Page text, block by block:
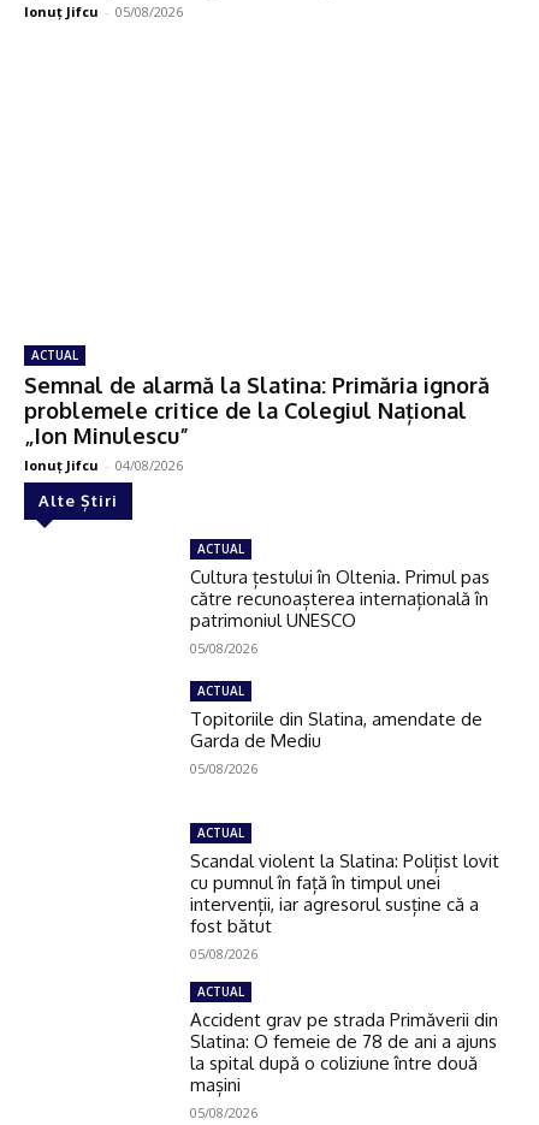
Ionuţ Jifcu - 05/08/2026
ACTUAL
Semnal de alarmă la Slatina: Primăria ignoră
problemele critice de la Colegiul Național
„Ion Minulescu”
Ionuţ Jifcu - 04/08/2026
Alte Știri
ACTUAL
Cultura țestului în Oltenia. Primul pas
către recunoașterea internațională în
patrimoniul UNESCO
05/08/2026
ACTUAL
Topitoriile din Slatina, amendate de
Garda de Mediu
05/08/2026
ACTUAL
Scandal violent la Slatina: Polițist lovit
cu pumnul în față în timpul unei
intervenții, iar agresorul susține că a
fost bătut
05/08/2026
ACTUAL
Accident grav pe strada Primăverii din
Slatina: O femeie de 78 de ani a ajuns
la spital după o coliziune între două
mașini
05/08/2026